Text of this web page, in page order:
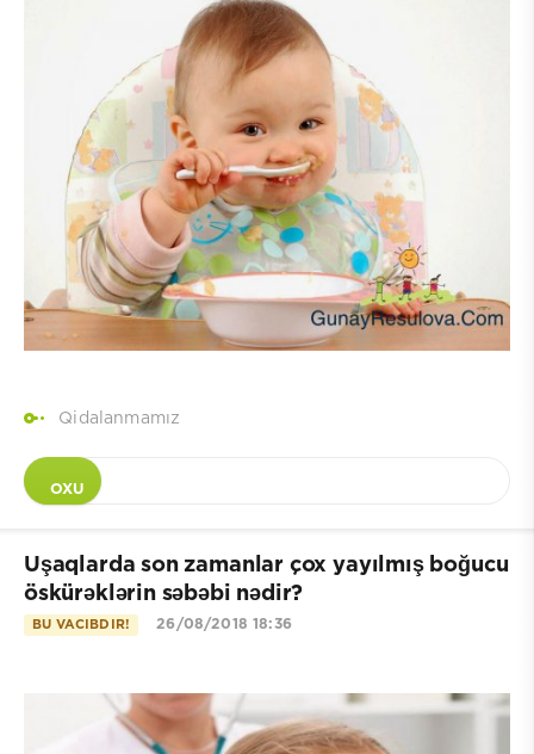
Qidalanmamız
OXU
Uşaqlarda son zamanlar çox yayılmış boğucu
öskürəklərin səbəbi nədir?
BU VACIBDIR! 26/08/2018 18:36